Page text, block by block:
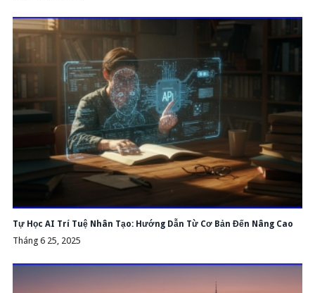
Tự Học AI Trí Tuệ Nhân Tạo: Hướng Dẫn Từ Cơ Bản Đến Nâng Cao
Tháng 6 25, 2025